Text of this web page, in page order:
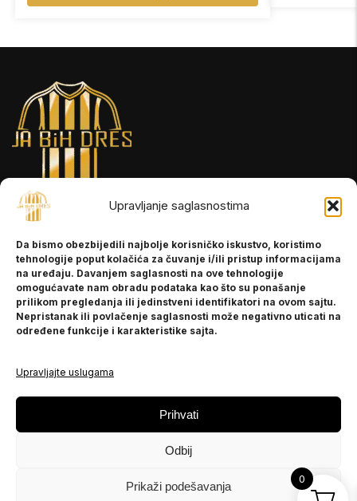
Upravljanje saglasnostima
Da bismo obezbijedili najbolje korisničko iskustvo, koristimo
tehnologije poput kolačića za čuvanje i/ili pristup informacijama
na uređaju. Davanjem saglasnosti na ove tehnologije
omogućavate nam obradu podataka kao što su ponašanje
prilikom pregledanja ili jedinstveni identifikatori na ovom sajtu.
Nepristanak ili povlačenje saglasnosti može negativno uticati na
određene funkcije i karakteristike sajta.
Upravljajte uslugama
Prihvati
Odbij
Prikaži podešavanja
INFORMACIJE
O nama
Kontakt
POMOĆ
Politika privatnosti
PRATITE NAS
Instagram
0